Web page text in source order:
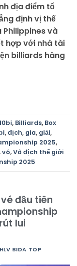
địa điểm tổ
định vị thế
và
hợp với nhà tài
billiards hàng
10bi, Billiards, Box
,địch, gia, giải,
2025,
vô,Vô địch thế giới
2025
đầu tiên
lui
HLV BIDA TOP